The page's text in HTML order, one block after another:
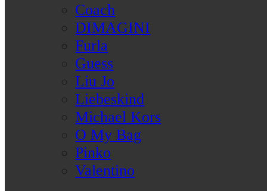
Coach
DIMAGINI
Furla
Guess
Liu Jo
Liebeskind
Michael Kors
O My Bag
Pinko
Valentino